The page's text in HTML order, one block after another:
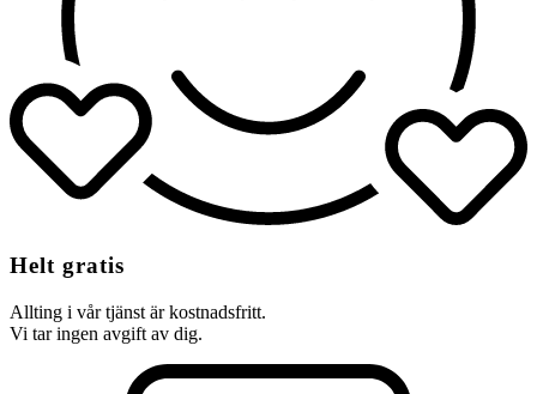
Helt gratis
Allting i vår tjänst är kostnadsfritt.
Vi tar ingen avgift av dig.